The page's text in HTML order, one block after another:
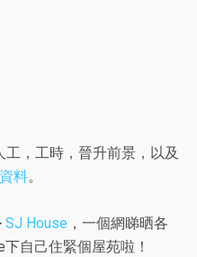
，工時，晉升前景，以及
料。
SJ House ，一個網睇晒各
自己住緊個屋苑啦！